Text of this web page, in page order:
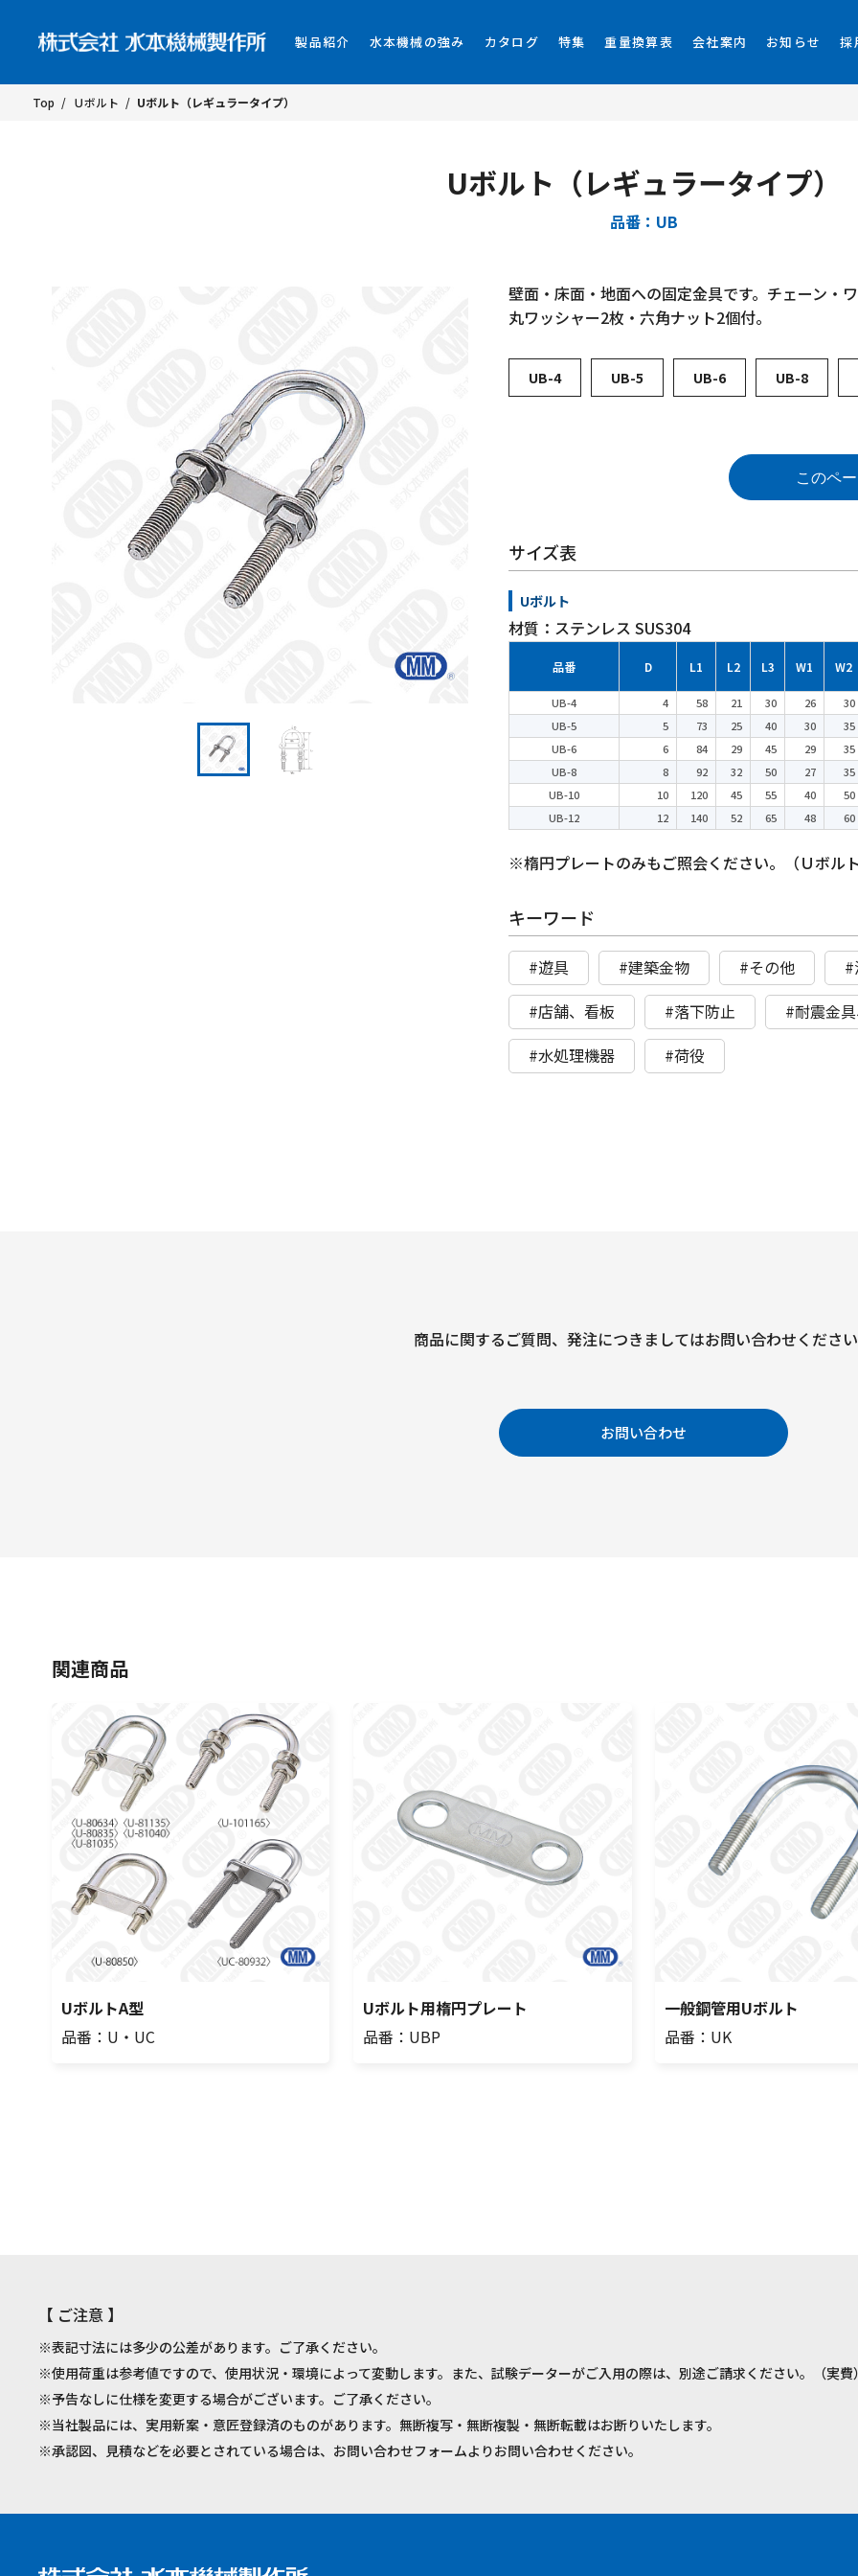
製品紹介 水本機械の強み カタログ 特集 重量換算表 会社案内 お知らせ 採
Top / Ｕボルト / Uボルト（レギュラータイプ）
Uボルト（レギュラータイプ）
品番：UB
壁面・床面・地面への固定金具です。チェーン・
丸ワッシャー2枚・六角ナット2個付。
UB-4 UB-5 UB-6 UB-8
このペ
サイズ表
Uボルト
材質：ステンレス SUS304
品番 D L1 L2 L3 W1 W2
UB-4 4 58 21 30 26
30
UB-5
5 73 25 40 30
35
UB-6
6 84 29 45 29
35
UB-8
8 92 32 50 27
35
UB-10
10 120 45 55 40
50
UB-12
12 140 52 65 48 60
※楕円プレートのみもご照会ください。（Ｕボル
キーワード
#遊具 #建築金物 #その他
#
#店舗、看板
#落下防止
#耐震金
#水処理機器
#荷役
商品に関するご質問、 発注につきましてはお問い合わせくださ
お問い合わせ
関連商品
UボルトA型
品番：U・UC
Uボルト用楕円プレート
品番：UBP
一般鋼管用Uボルト
品番：UK
【 ご注意 】
※表記寸法には多少の公差があります。ご了承ください。
※使用荷重は参考値ですので、使用状況・環境によって変動します。また、試験データーがご入用の際は、別途ご請求ください。（実費
※予告なしに仕様を変更する場合がございます。ご了承ください。
※当社製品には、実用新案・意匠登録済のものがあります。無断複写・無断複製・無断転載はお断りいたします。
※承認図、見積などを必要とされている場合は、お問い合わせフォームよりお問い合わせください。